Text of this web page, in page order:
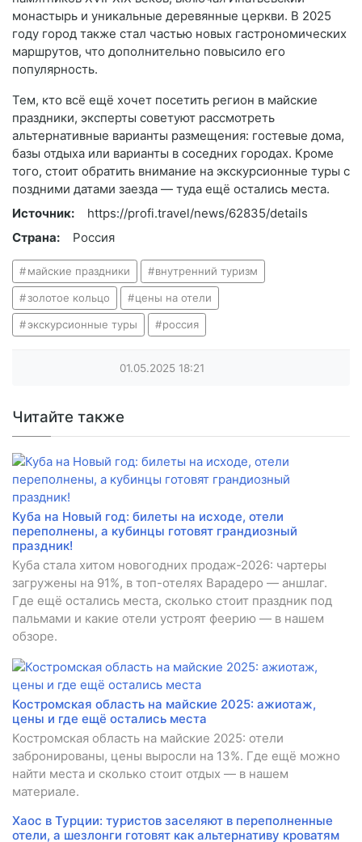
монастырь и уникальные деревянные церкви. В 2025
году город также стал частью новых гастрономических
маршрутов, что дополнительно повысило его
популярность.
Тем, кто всё ещё хочет посетить регион в майские
праздники, эксперты советуют рассмотреть
альтернативные варианты размещения: гостевые дома,
базы отдыха или варианты в соседних городах. Кроме
того, стоит обратить внимание на экскурсионные туры с
поздними датами заезда — туда ещё остались места.
Источник:
https://profi.travel/news/62835/details
Страна:
Россия
майские праздники внутренний туризм
золотое кольцо цены на отели
экскурсионные туры россия
01.05.2025 18:21
Читайте также
Куба на Новый год: билеты на исходе, отели
переполнены, а кубинцы готовят грандиозный
праздник!
Куба стала хитом новогодних продаж-2026: чартеры
загружены на 91%, в топ-отелях Варадеро — аншлаг.
Где ещё остались места, сколько стоит праздник под
пальмами и какие отели устроят феерию — в нашем
обзоре.
Костромская область на майские 2025: ажиотаж,
цены и где ещё остались места
Костромская область на майские 2025: отели
забронированы, цены выросли на 13%. Где ещё можно
найти места и сколько стоит отдых — в нашем
материале.
Хаос в Турции: туристов заселяют в переполненные
отели, а шезлонги готовят как альтернативу кроватям